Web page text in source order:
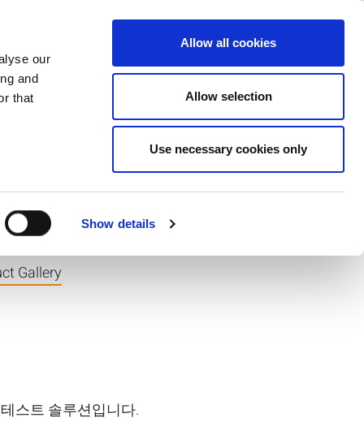
our
and
that
Show details
Allow all cookies
Allow selection
Use necessary cookies only
Company
Gallery
스트 솔루션입니다.